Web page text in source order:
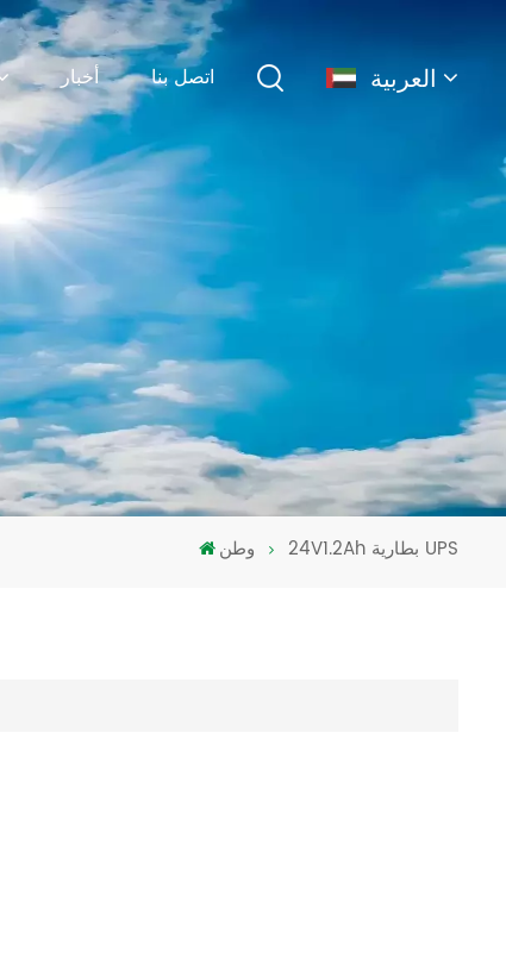
أخبار اتصل بنا العربية
español
português
وطن 24V1.2Ah بطارية UPS